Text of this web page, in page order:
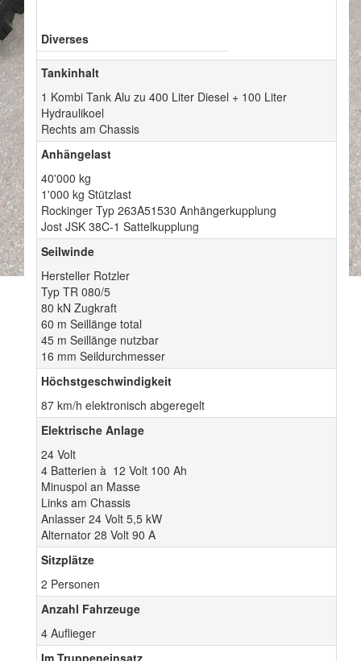
Diverses
Tankinhalt
1 Kombi Tank Alu zu 400 Liter Diesel + 100 Liter
Hydraulikoel
Rechts am Chassis
Anhängelast
40'000 kg
1'000 kg Stützlast
Rockinger Typ 263A51530 Anhängerkupplung
Jost JSK 38C-1 Sattelkupplung
Seilwinde
Hersteller Rotzler
Typ TR 080/5
80 kN Zugkraft
60 m Seillänge total
45 m Seillänge nutzbar
16 mm Seildurchmesser
Höchstgeschwindigkeit
87 km/h elektronisch abgeregelt
Elektrische Anlage
24 Volt
4 Batterien à 12 Volt 100 Ah
Minuspol an Masse
Links am Chassis
Anlasser 24 Volt 5,5 kW
Alternator 28 Volt 90 A
Sitzplätze
2 Personen
Anzahl Fahrzeuge
4 Auflieger